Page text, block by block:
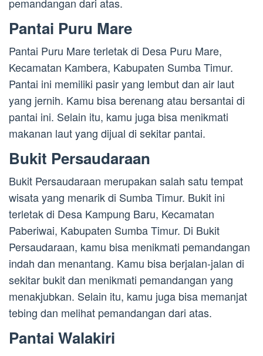
pemandangan dari atas.
Pantai Puru Mare
Pantai Puru Mare terletak di Desa Puru Mare,
Kecamatan Kambera, Kabupaten Sumba Timur.
Pantai ini memiliki pasir yang lembut dan air laut
yang jernih. Kamu bisa berenang atau bersantai di
pantai ini. Selain itu, kamu juga bisa menikmati
makanan laut yang dijual di sekitar pantai.
Bukit Persaudaraan
Bukit Persaudaraan merupakan salah satu tempat
wisata yang menarik di Sumba Timur. Bukit ini
terletak di Desa Kampung Baru, Kecamatan
Paberiwai, Kabupaten Sumba Timur. Di Bukit
Persaudaraan, kamu bisa menikmati pemandangan
indah dan menantang. Kamu bisa berjalan-jalan di
sekitar bukit dan menikmati pemandangan yang
menakjubkan. Selain itu, kamu juga bisa memanjat
tebing dan melihat pemandangan dari atas.
Pantai Walakiri